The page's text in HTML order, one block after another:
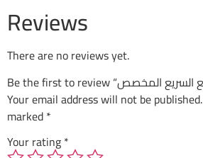
Reviews
There are no reviews yet.
Your email address will not be published.
marked*
Your rating*